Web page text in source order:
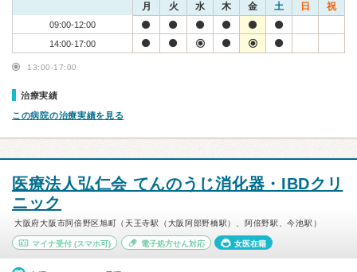
月 火 水 木 金 土 日 祝
09:00-12:00
14:00-17:00
13:00-17:00
治療実績
この病院の治療実績を見る
医療法人弘仁会 てんのうじ消化器・IBDクリ
ニック
大阪府大阪市阿倍野区旭町（天王寺駅（大阪阿部野橋駅）、阿倍野駅、今池駅）
マイナ受付 (スマホ可) 電子処方せん対応 女医在籍